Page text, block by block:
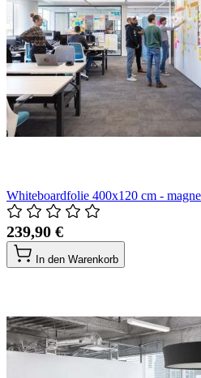
Whiteboardfolie 400x120 cm -
239,90 €
In den Warenkorb